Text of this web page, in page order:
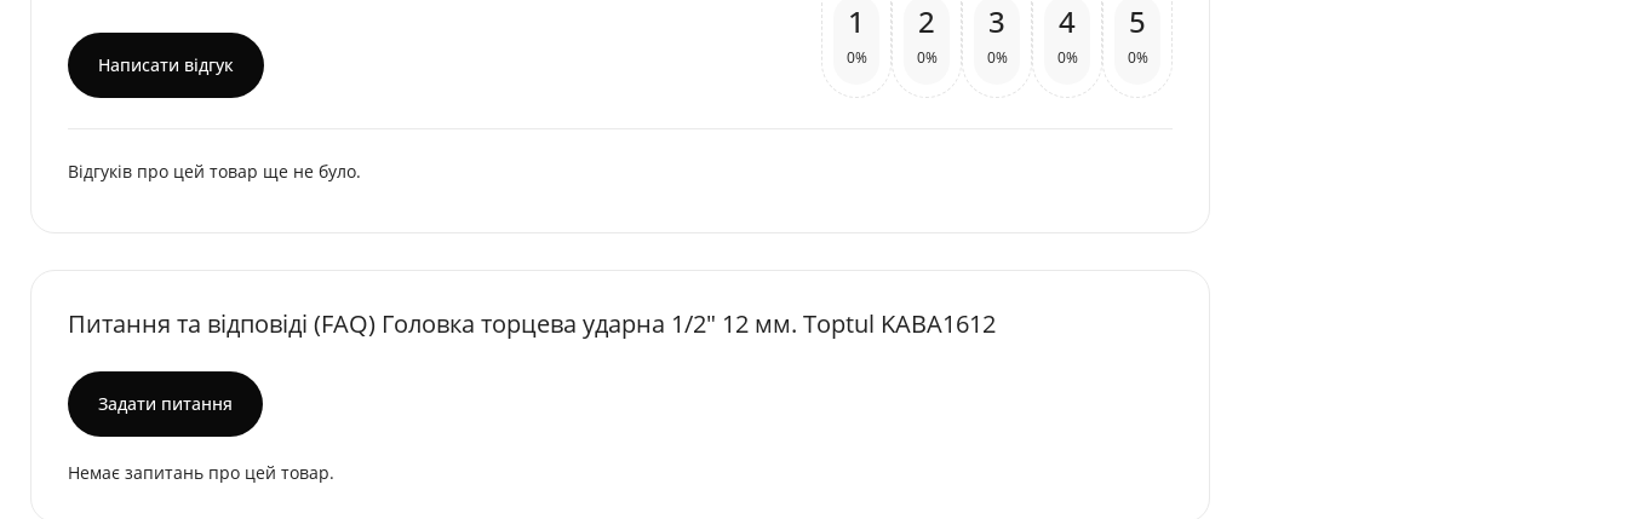
Написати відгук
1
0%
2
0%
3
0%
4
0%
5
0%
Відгуків про цей товар ще не було.
Питання та відповіді (FAQ) Головка торцева ударна 1/2" 12 мм. Toptul KABA1612
Задати питання
Немає запитань про цей товар.